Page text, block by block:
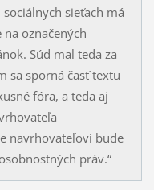
sieťach má
označených
Súd mal teda za
sa sporná časť textu
fóra, a teda aj
navrhovateľovi bude
práv.“